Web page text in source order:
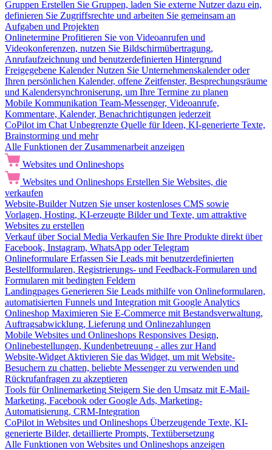
Gruppen Erstellen Sie Gruppen, laden Sie externe Nutzer dazu ein,
definieren Sie Zugriffsrechte und arbeiten Sie gemeinsam an
Aufgaben und Projekten
Onlinetermine Profitieren Sie von Videoanrufen und
Videokonferenzen, nutzen Sie Bildschirmübertragung,
Anrufaufzeichnung und benutzerdefinierten Hintergrund
Freigegebene Kalender Nutzen Sie Unternehmenskalender oder
Ihren persönlichen Kalender, offene Zeitfenster, Besprechungsräume
und Kalendersynchroniserung, um Ihre Termine zu planen
Mobile Kommunikation Team-Messenger, Videoanrufe,
Kommentare, Kalender, Benachrichtigungen jederzeit
CoPilot im Chat Unbegrenzte Quelle für Ideen, KI-generierte Texte,
Brainstorming und mehr
Alle Funktionen der Zusammenarbeit anzeigen
Websites und Onlineshops
Websites und Onlineshops Erstellen Sie Websites, die
verkaufen
Website-Builder Nutzen Sie unser kostenloses CMS sowie
Vorlagen, Hosting, KI-erzeugte Bilder und Texte, um attraktive
Websites zu erstellen
Verkauf über Social Media Verkaufen Sie Ihre Produkte direkt über
Facebook, Instagram, WhatsApp oder Telegram
Onlineformulare Erfassen Sie Leads mit benutzerdefinierten
Bestellformularen, Registrierungs- und Feedback-Formularen und
Formularen mit bedingten Feldern
Landingpages Generieren Sie Leads mithilfe von Onlineformularen,
automatisierten Funnels und Integration mit Google Analytics
Onlineshop Maximieren Sie E-Commerce mit Bestandsverwaltung,
Auftragsabwicklung, Lieferung und Onlinezahlungen
Mobile Websites und Onlineshops Responsives Design,
Onlinebestellungen, Kundenbetreuung - alles zur Hand
Website-Widget Aktivieren Sie das Widget, um mit Website-
Besuchern zu chatten, beliebte Messenger zu verwenden und
Rückrufanfragen zu akzeptieren
Tools für Onlinemarketing Steigern Sie den Umsatz mit E-Mail-
Marketing, Facebook oder Google Ads, Marketing-
Automatisierung, CRM-Integration
CoPilot in Websites und Onlineshops Überzeugende Texte, KI-
generierte Bilder, detaillierte Prompts, Textübersetzung
Alle Funktionen von Websites und Onlineshops anzeigen